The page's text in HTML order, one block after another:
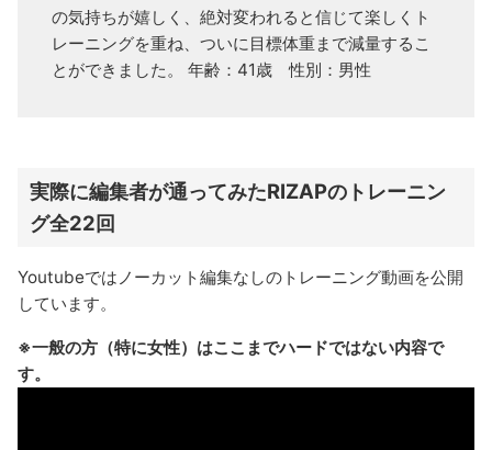
の気持ちが嬉しく、絶対変われると信じて楽しくト
レーニングを重ね、ついに目標体重まで減量するこ
とができました。 年齢：41歳 性別：男性
実際に編集者が通ってみたRIZAPのトレーニン
グ全22回
Youtubeではノーカット編集なしのトレーニング動画を公開
しています。
※一般の方（特に女性）はここまでハードではない内容で
す。